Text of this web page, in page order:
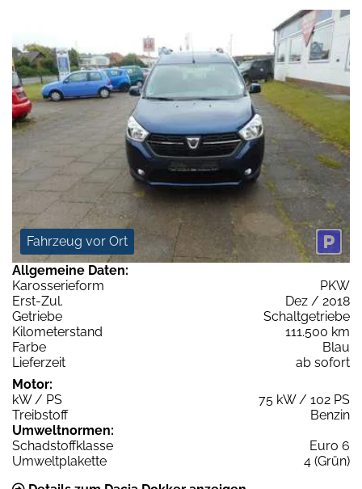
Fahrzeug vor Ort
Allgemeine Daten:
Karosserieform
PKW
Erst-Zul.
Dez / 2018
Getriebe
Schaltgetriebe
Kilometerstand
111.500 km
Farbe
Blau
Lieferzeit
ab sofort
Motor:
kW / PS
75 kW / 102 PS
Treibstoff
Benzin
Umweltnormen:
Schadstoffklasse
Euro 6
Umweltplakette
4 (Grün)